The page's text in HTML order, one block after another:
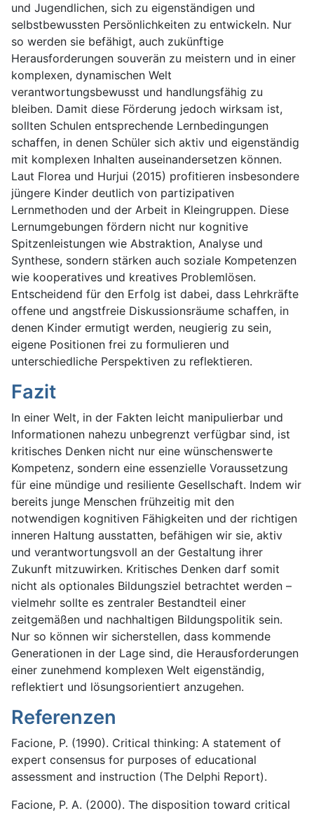
und Jugendlichen, sich zu eigenständigen und
selbstbewussten Persönlichkeiten zu entwickeln. Nur
so werden sie befähigt, auch zukünftige
Herausforderungen souverän zu meistern und in einer
komplexen, dynamischen Welt
verantwortungsbewusst und handlungsfähig zu
bleiben. Damit diese Förderung jedoch wirksam ist,
sollten Schulen entsprechende Lernbedingungen
schaffen, in denen Schüler sich aktiv und eigenständig
mit komplexen Inhalten auseinandersetzen können.
Laut Florea und Hurjui (2015) profitieren insbesondere
jüngere Kinder deutlich von partizipativen
Lernmethoden und der Arbeit in Kleingruppen. Diese
Lernumgebungen fördern nicht nur kognitive
Spitzenleistungen wie Abstraktion, Analyse und
Synthese, sondern stärken auch soziale Kompetenzen
wie kooperatives und kreatives Problemlösen.
Entscheidend für den Erfolg ist dabei, dass Lehrkräfte
offene und angstfreie Diskussionsräume schaffen, in
denen Kinder ermutigt werden, neugierig zu sein,
eigene Positionen frei zu formulieren und
unterschiedliche Perspektiven zu reflektieren.
Fazit
In einer Welt, in der Fakten leicht manipulierbar und
Informationen nahezu unbegrenzt verfügbar sind, ist
kritisches Denken nicht nur eine wünschenswerte
Kompetenz, sondern eine essenzielle Voraussetzung
für eine mündige und resiliente Gesellschaft. Indem wir
bereits junge Menschen frühzeitig mit den
notwendigen kognitiven Fähigkeiten und der richtigen
inneren Haltung ausstatten, befähigen wir sie, aktiv
und verantwortungsvoll an der Gestaltung ihrer
Zukunft mitzuwirken. Kritisches Denken darf somit
nicht als optionales Bildungsziel betrachtet werden –
vielmehr sollte es zentraler Bestandteil einer
zeitgemäßen und nachhaltigen Bildungspolitik sein.
Nur so können wir sicherstellen, dass kommende
Generationen in der Lage sind, die Herausforderungen
einer zunehmend komplexen Welt eigenständig,
reflektiert und lösungsorientiert anzugehen.
Referenzen
Facione, P. (1990). Critical thinking: A statement of
expert consensus for purposes of educational
assessment and instruction (The Delphi Report).
Facione, P. A. (2000). The disposition toward critical